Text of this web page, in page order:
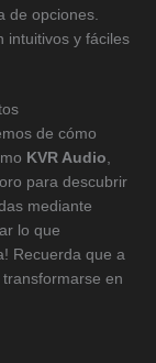
de opciones.
intuitivos y fáciles
de cómo
KVR Audio,
para descubrir
mediante
lo que
Recuerda que a
en